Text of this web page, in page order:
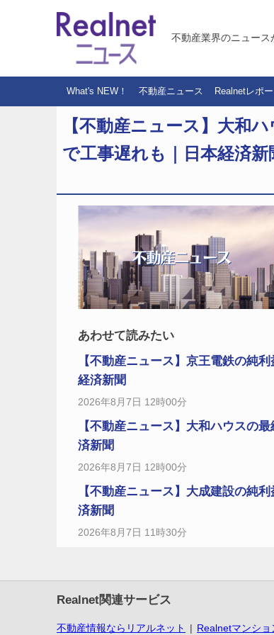
不動産業界のニュース
What's NEW！ 不動産ニュース Realnetレポー
【不動産ニュース】大和
で工事遅れも｜日本経済新
あわせて読みたい
【不動産ニュース】京王電鉄の純
経済新聞
2026年8月7日 12時00分
【不動産ニュース】大和ハウスの
済新聞
2026年8月7日 12時00分
【不動産ニュース】大成建設の純
済新聞
2026年8月7日 11時30分
Realnet関連サービス
不動産情報ならリアルネット Realnetマンショ